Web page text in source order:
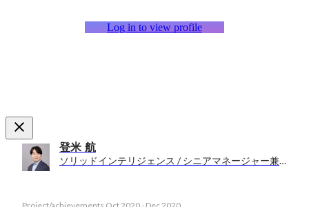
Log in to view profile
登米 航
ソリッドインテリジェンス / シニアマネージャー兼シニアデーターサイエンティスト